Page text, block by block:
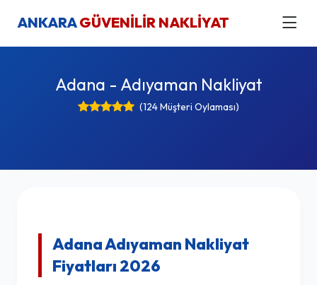
ANKARAGÜVENİLİR NAKLİYAT
Adana - Adıyaman Nakliyat
(124 Müşteri Oylaması)
Adana Adıyaman Nakliyat
Fiyatları 2026